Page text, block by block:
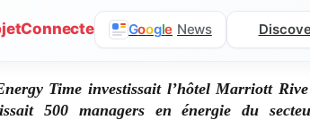
Google News
Time investissait l’hôtel Marriott
500 managers en énergie du